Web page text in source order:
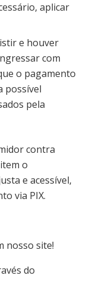
aplicar
e houver
com
o pagamento
possível
pela
contra
o
e acessível,
via PIX.
nosso site!
do